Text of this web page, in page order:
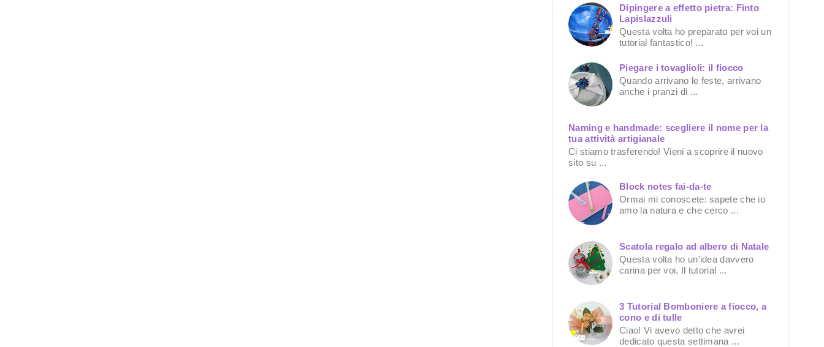
Dipingere a effetto pietra: Finto
Lapislazzuli
Questa volta ho preparato per voi un
tutorial fantastico! ...
Piegare i tovaglioli: il fiocco
Quando arrivano le feste, arrivano
anche i pranzi di ...
Naming e handmade: scegliere il nome per la
tua attività artigianale
Ci stiamo trasferendo! Vieni a scoprire il nuovo
sito su ...
Block notes fai-da-te
Ormai mi conoscete: sapete che io
amo la natura e che cerco ...
Scatola regalo ad albero di Natale
Questa volta ho un'idea davvero
carina per voi. Il tutorial ...
3 Tutorial Bomboniere a fiocco, a
cono e di tulle
Ciao! Vi avevo detto che avrei
dedicato questa settimana ...